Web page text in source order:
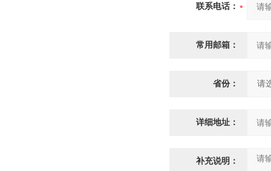
联系电话：
常用邮箱：
省份：
详细地址：
补充说明：